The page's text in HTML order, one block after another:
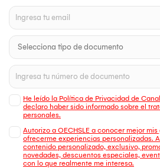
He leído la Política de Privacidad de
declaro haber sido informado sobre el
personales.
Autorizo a OECHSLE a conocer mejor
ofrecerme experiencias personalizadas.
contenido personalizado, exclusivo,
novedades, descuentos especiales,
con lo que realmente me interesa.